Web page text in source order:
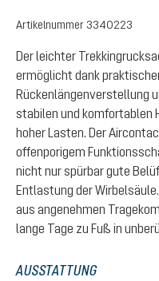
Artikelnummer 3340223
Der leichter
ermöglicht dank
Rückenlängenverstellung
stabilen und komfortablen
hoher Lasten. Der
offenporigem
nicht nur spürbar gute
Entlastung der
aus angenehmen
lange Tage zu Fuß in
AUSSTATTUNG